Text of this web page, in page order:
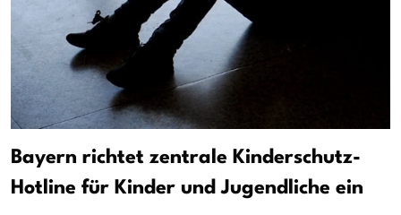
Bayern richtet zentrale Kinderschutz-
Hotline für Kinder und Jugendliche ein